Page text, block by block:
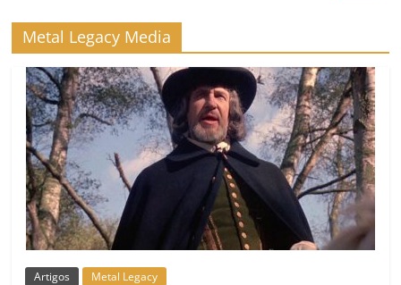
Metal Legacy Media
Artigos Metal Legacy